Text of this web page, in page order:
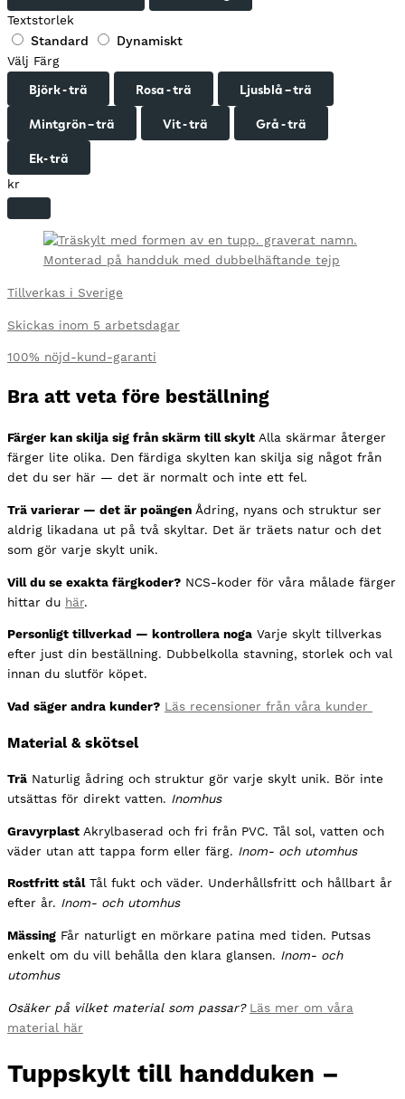
Textstorlek
Standard
Dynamiskt
Välj Färg
Björk - trä Rosa - trä
Ljusblå – trä
Mintgrön – trä
Vit - trä
Grå - trä
Ek- trä
kr
Tillverkas i Sverige
Skickas inom 5 arbetsdagar
100% nöjd-kund-garanti
Bra att veta före beställning
Färger kan skilja sig från skärm till skylt Alla skärmar återger
färger lite olika. Den färdiga skylten kan skilja sig något från
det du ser här — det är normalt och inte ett fel.
Trä varierar — det är poängen Ådring, nyans och struktur ser
aldrig likadana ut på två skyltar. Det är träets natur och det
som gör varje skylt unik.
Vill du se exakta färgkoder? NCS-koder för våra målade färger
hittar du här.
Personligt tillverkad — kontrollera noga Varje skylt tillverkas
efter just din beställning. Dubbelkolla stavning, storlek och val
innan du slutför köpet.
Vad säger andra kunder? Läs recensioner från våra kunder
Material & skötsel
Trä Naturlig ådring och struktur gör varje skylt unik. Bör inte
utsättas för direkt vatten. Inomhus
Gravyrplast Akrylbaserad och fri från PVC. Tål sol, vatten och
väder utan att tappa form eller färg. Inom- och utomhus
Rostfritt stålTål fukt och väder. Underhållsfritt och hållbart år
efter år. Inom- och utomhus
Mässing Får naturligt en mörkare patina med tiden. Putsas
enkelt om du vill behålla den klara glansen. Inom- och
utomhus
Osäker på vilket material som passar? Läs mer om våra
material här
Tuppskylt till handduken –